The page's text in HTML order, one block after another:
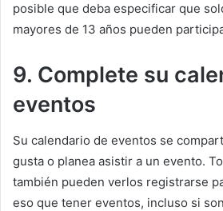
posible que deba especificar que
mayores de 13 años pueden
9. Complete su
eventos
Su calendario de eventos se
gusta o planea asistir a un evento.
también pueden verlos registrarse
eso que tener eventos, incluso si